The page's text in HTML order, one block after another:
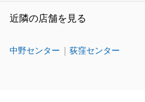
近隣の店舗を見る
中野センター 荻窪センター